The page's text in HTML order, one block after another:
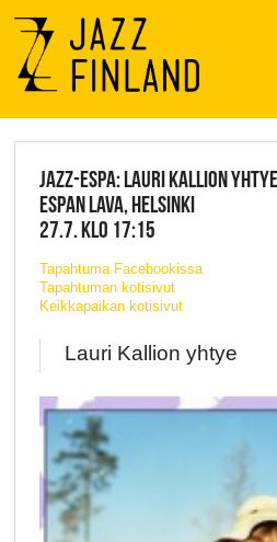
Menu
JAZZ FINLAND LIVE
JAZZ-ESPA: LAURI KALLION
ESPAN LAVA, HELSINKI
27.7. KLO 17:15
Tapahtuma Facebookissa
Tapahtuman kotisivut
Keikkapaikan kotisivut
Lauri Kallion yhtye